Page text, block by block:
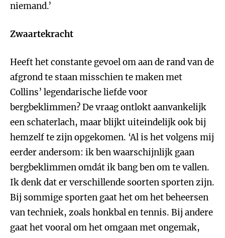
niemand.’
Zwaartekracht
Heeft het constante gevoelom aan de rand van de
afgrond te staan misschien te maken met
Collins’ legendarische liefde voor
bergbeklimmen? De vraag ontlokt aanvankelijk
een schaterlach, maar blijkt uiteindelijk ook bij
hemzelf te zijn opgekomen. ‘Al is het volgens mij
eerder andersom: ik ben waarschijnlijk gaan
bergbeklimmen omdát ik bang ben om te vallen.
Ik denk dat er verschillende soorten sporten zijn.
Bij sommige sporten gaat het om het beheersen
van techniek, zoals honkbal en tennis. Bij andere
gaat het vooral om het omgaan met ongemak,